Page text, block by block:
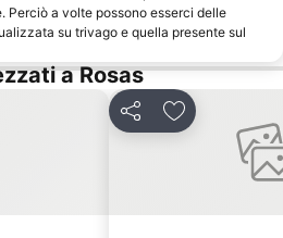
Portbou
Platja de la Punta
Port Esportiu Marina Palamós
Perciò a volte possono esserci delle
su trivago e quella presente sul
a Rosas
CondividiAggiungi ai